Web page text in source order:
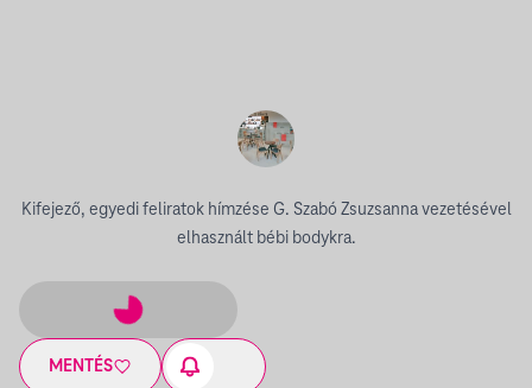
Kifejező, egyedi feliratok hímzése G. Szabó Zsuzsanna vezetésével
elhasznált bébi bodykra.
MENTÉS